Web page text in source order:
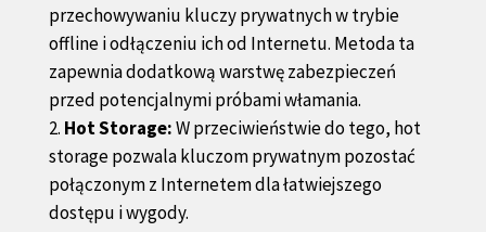
przechowywaniu kluczy prywatnych w trybie
offline i odłączeniu ich od Internetu. Metoda ta
zapewnia dodatkową warstwę zabezpieczeń
przed potencjalnymi próbami włamania.
Hot Storage:W przeciwieństwie do tego, hot
storage pozwala kluczom prywatnym pozostać
połączonym z Internetem dla łatwiejszego
dostępu i wygody.